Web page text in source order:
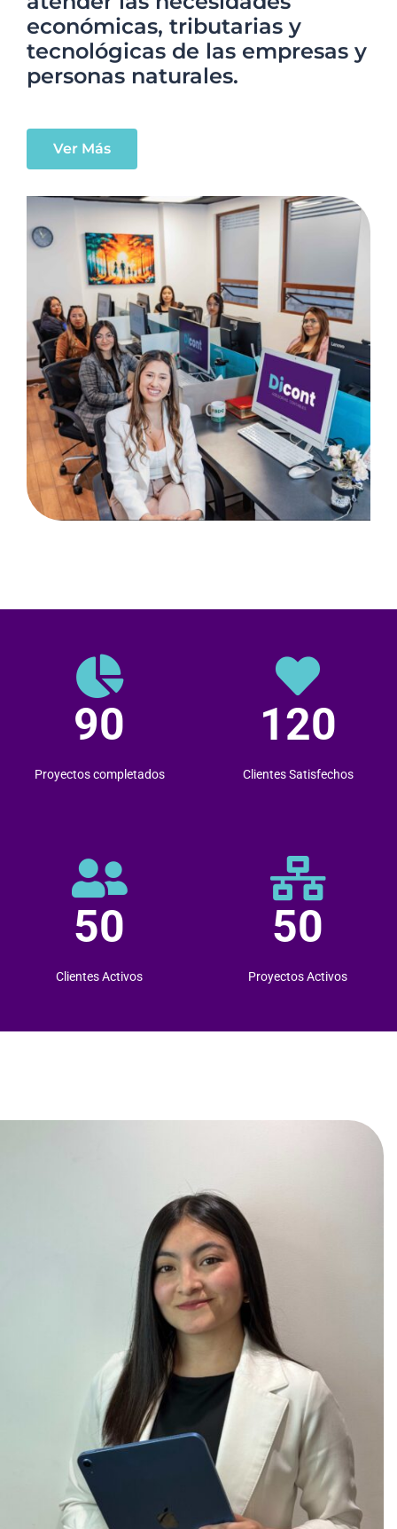
económicas, tributarias y
tecnológicas de las empresas y
personas naturales.
Ver Más
90
Proyectos completados
120
Clientes Satisfechos
50
Clientes Activos
50
Proyectos Activos